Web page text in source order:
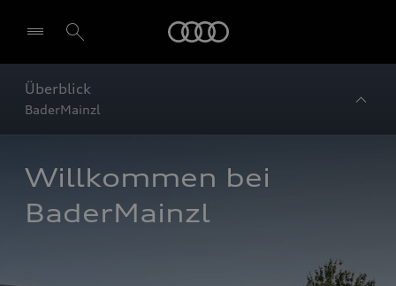
Überblick
BaderMainzl
Willkommen bei
BaderMainzl